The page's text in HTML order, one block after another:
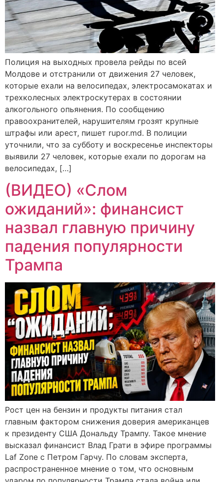
Полиция на выходных провела рейды по всей
Молдове и отстранили от движения 27 человек,
которые ехали на велосипедах, электросамокатах и
трехколесных электроскутерах в состоянии
алкогольного опьянения. По сообщению
правоохранителей, нарушителям грозят крупные
штрафы или арест, пишет rupor.md. В полиции
уточнили, что за субботу и воскресенье инспекторы
выявили 27 человек, которые ехали по дорогам на
велосипедах, […]
(ВИДЕО) «Слом
ожиданий»: финансист
назвал главную причину
падения популярности
Трампа
Рост цен на бензин и продукты питания стал
главным фактором снижения доверия американцев
к президенту США Дональду Трампу. Такое мнение
высказал финансист Влад Грати в эфире программы
Laf Zone с Петром Гарчу. По словам эксперта,
распространенное мнение о том, что основным